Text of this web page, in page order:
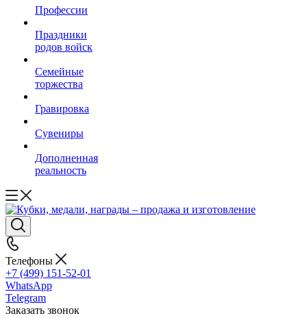
Профессии
Праздники
родов войск
Семейные
торжества
Гравировка
Сувениры
Дополненная
реальность
Телефоны
+7 (499) 151-52-01
WhatsApp
Telegram
Заказать звонок